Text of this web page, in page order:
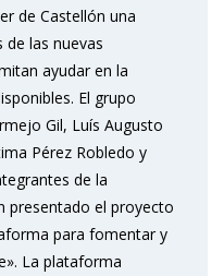
de Castellón una
las nuevas
ayudar en la
El grupo
Gil, Luís Augusto
Pérez Robledo y
de la
presentado el proyecto
para fomentar y
La plataforma